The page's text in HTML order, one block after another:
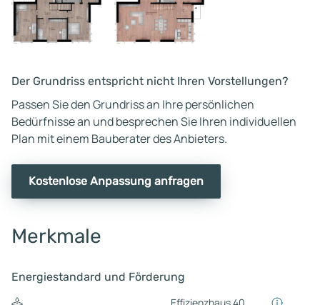
Der Grundriss entspricht nicht Ihren Vorstellungen?
Passen Sie den Grundriss an Ihre persönlichen
Bedürfnisse an und besprechen Sie Ihren individuellen
Plan mit einem Bauberater des Anbieters.
Kostenlose Anpassung anfragen
Merkmale
Energiestandard und Förderung